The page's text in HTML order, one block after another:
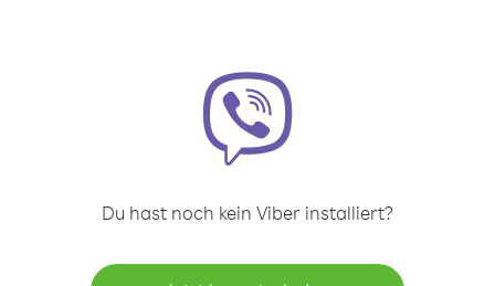
Du hast noch kein Viber installiert?